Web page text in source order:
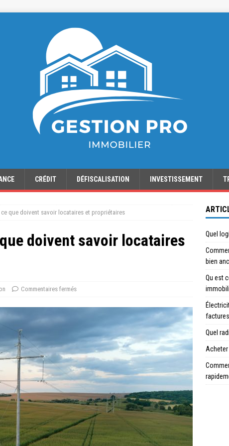
CRÉDIT DÉFISCALISATION INVESTISSEMENT
que doivent savoir locataires et propriétaires
doivent savoir locataires
Commentaires fermés
Quel
bien
Qu est
factures
Quel